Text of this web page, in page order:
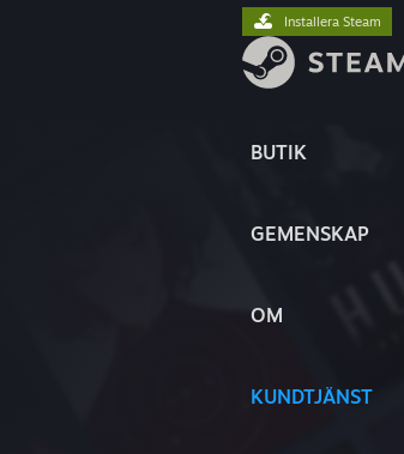
BUTIK
GEMENSKAP
OM
KUNDTJÄNST
Installera Steam